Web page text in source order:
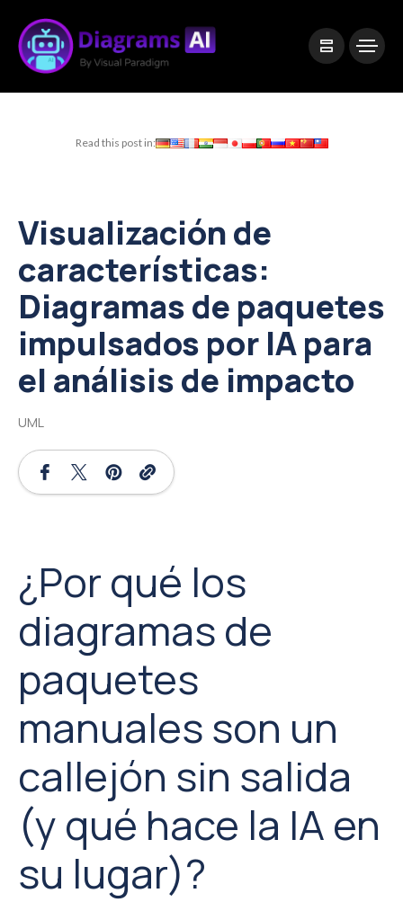
Read this post in:
Visualización de
características:
Diagramas de paquetes
impulsados por IA para
el análisis de impacto
UML
¿Por qué los
diagramas de
paquetes
manuales son un
callejón sin salida
(y qué hace la IA en
su lugar)?